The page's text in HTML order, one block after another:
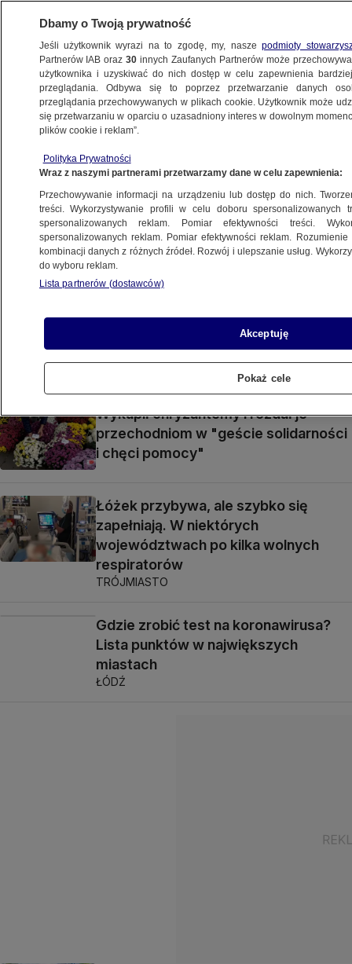
BIAŁYSTOK
W tym regionie w niedzielę nie było
żadnego wolnego respiratora dla
chorych z COVID-19. Dziś są cztery
Przemycali papierosy przez Bug,
podczas ucieczki taranowali
samochody Straży Granicznej
Namierzony i zatrzymany
przez "Łowców cieni". "Nie stawiał
oporu, był bardzo zaskoczony"
Wykupił chryzantemy i rozdał je
przechodniom w "geście solidarności
i chęci pomocy"
Łóżek przybywa, ale szybko się
zapełniają. W niektórych
województwach po kilka wolnych
respiratorów
TRÓJMIASTO
Gdzie zrobić test na koronawirusa?
Lista punktów w największych
miastach
ŁÓDŹ
Dbamy o Twoją prywatność
Jeśli użytkownik wyrazi na to zgodę, my, naszepodmioty
Partnerów IAB oraz30 innych Zaufanych Partnerów może
użytkownika i uzyskiwać do nich dostęp w celu zapewnienia
przeglądania. Odbywa się to poprzez przetwarzanie danych
przeglądania przechowywanych w plikach cookie. Użytkownik może
się przetwarzaniu w oparciu o uzasadniony interes w dowolnym
plików cookie i reklam”.
Polityka Prywatności
Wraz z naszymi partnerami przetwarzamy dane w celu zapewnienia:
Przechowywanie informacji na urządzeniu lub dostęp do nich.
treści. Wykorzystywanie profili w celu doboru spersonalizowanych
spersonalizowanych reklam. Pomiar efektywności treści.
spersonalizowanych reklam. Pomiar efektywności reklam.
kombinacji danych z różnych źródeł. Rozwój i ulepszanie usług.
do wyboru reklam.
Lista partnerów (dostawców)
Akceptuję
Pokaż cele